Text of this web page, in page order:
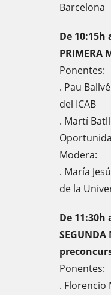
Barcelona
De 10:15h
PRIMERA
Ponentes:
. Pau
del ICAB
. Martí
Modera:
. María
de la
De 11:30h
Ponentes:
. Florencio